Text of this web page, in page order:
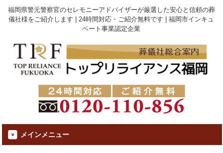
福岡県警元警察官のセレモニーアドバイザーが厳選した安心と信頼の葬
儀社様をご紹介します | 24時間対応・ご紹介無料です | 福岡市インキュ
ベート事業認定企業
メインメニュー